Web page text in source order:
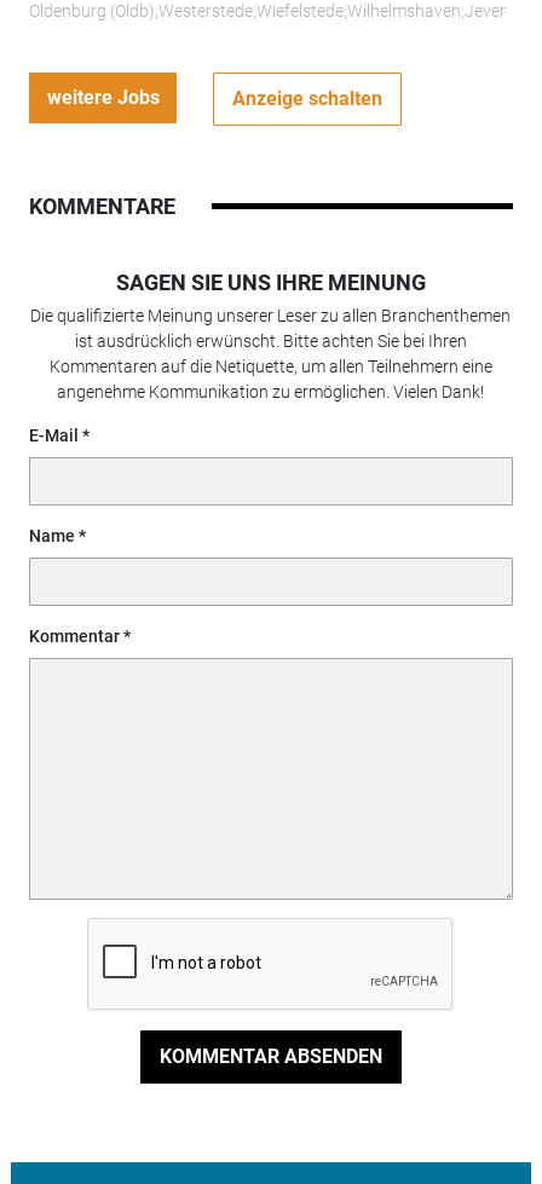
Oldenburg (Oldb);Westerstede;Wiefelstede;Wilhelmshaven;Jever
weitere Jobs Anzeige schalten
KOMMENTARE
SAGEN SIE UNS IHRE MEINUNG
Die qualifizierte Meinung unserer Leser zu allen Branchenthemen
ist ausdrücklich erwünscht. Bitte achten Sie bei Ihren
Kommentaren auf die Netiquette, um allen Teilnehmern eine
angenehme Kommunikation zu ermöglichen. Vielen Dank!
E-Mail
Name
Kommentar
KOMMENTAR ABSENDEN